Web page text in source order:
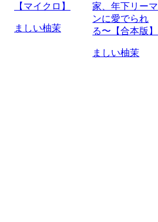
【マイクロ】
ましい柚茉
家、年下リーマ
ンに愛でられ
る〜【合本版】
ましい柚茉